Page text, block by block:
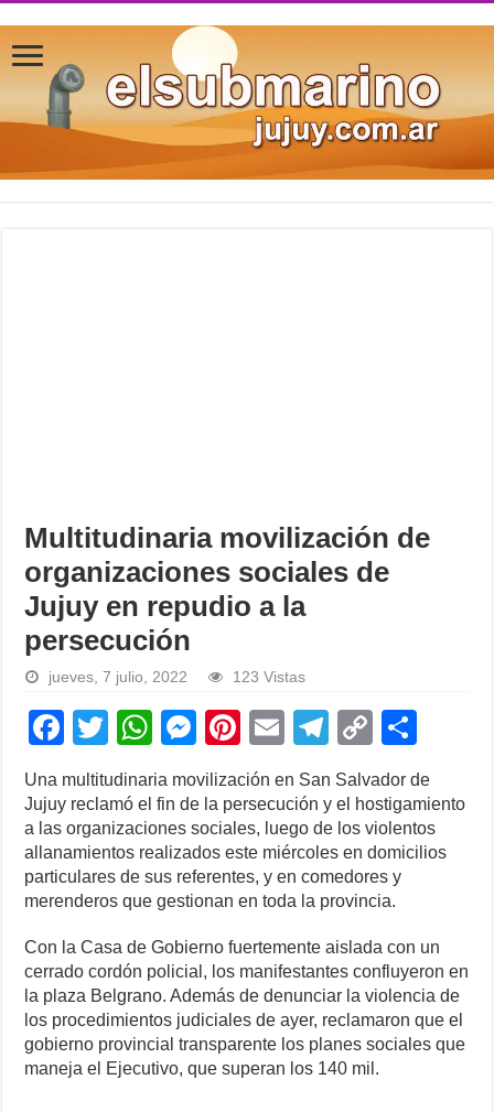
Multitudinaria movilización de
organizaciones sociales de
Jujuy en repudio a la
persecución
jueves, 7 julio, 2022 123 Vistas
F
c
e
b
o
o
k
T
wi
tt
er
W
h
at
s
A
p
p
M
e
ss
e
n
g
er
Pi
nt
er
e
st
E
m
ail
T
el
e
gr
a
m
C
o
p
y
Li
n
k
h
ar
e
Una multitudinaria movilización en San Salvador de
Jujuy reclamó el fin de la persecución y el hostigamiento
a las organizaciones sociales, luego de los violentos
allanamientos realizados este miércoles en domicilios
particulares de sus referentes, y en comedores y
merenderos que gestionan en toda la provincia.
Con la Casa de Gobierno fuertemente aislada con un
cerrado cordón policial, los manifestantes confluyeron en
la plaza Belgrano. Además de denunciar la violencia de
los procedimientos judiciales de ayer, reclamaron que el
gobierno provincial transparente los planes sociales que
maneja el Ejecutivo, que superan los 140 mil.